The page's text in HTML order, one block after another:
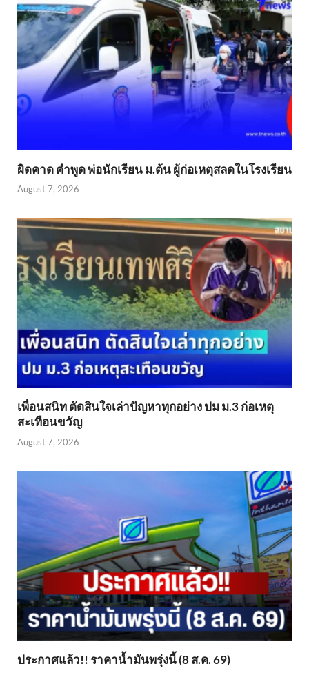
ผิดคาด คำพูด พ่อนักเรียน ม.ต้น ผู้ก่อเหตุสลดในโรงเรียน
August 7, 2026
เพื่อนสนิท ตัดสินใจเล่าปัญหาทุกอย่าง ปม ม.3 ก่อเหตุ
สะเทือนขวัญ
August 7, 2026
ประกาศแล้ว!! ราคาน้ำมันพรุ่งนี้ (8 ส.ค. 69)